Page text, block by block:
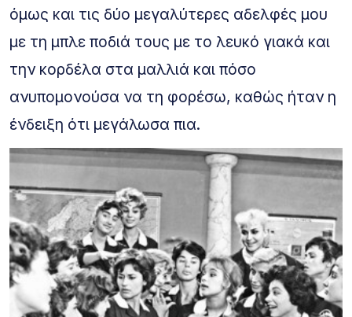
όμως και τις δύο μεγαλύτερες αδελφές μου
με τη μπλε ποδιά τους με το λευκό γιακά και
την κορδέλα στα μαλλιά και πόσο
ανυπομονούσα να τη φορέσω, καθώς ήταν η
ένδειξη ότι μεγάλωσα πια.